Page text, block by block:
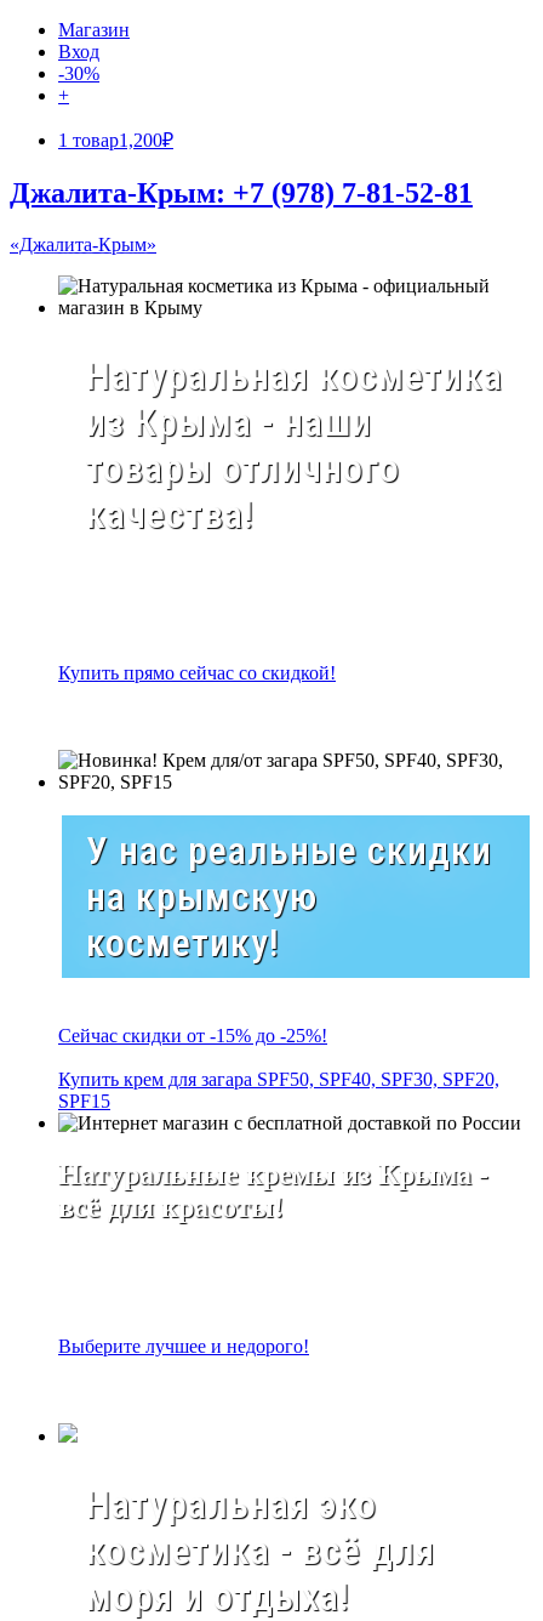
Магазин
Вход
-30%
+
1 товар1,200₽
Джалита-Крым: +7 (978) 7-81-52-81
«Джалита-Крым»
Натуральная косметика
из Крыма - наши
товары отличного
качества!
Купить прямо сейчас со скидкой!
У нас реальные скидки
на крымскую
косметику!
Сейчас скидки от -15% до -25%!
Купить крем для загара SPF50, SPF40, SPF30, SPF20,
SPF15
Натуральные кремы из Крыма -
всё для красоты!
Выберите лучшее и недорого!
Натуральная эко
косметика - всё для
моря и отдыха!